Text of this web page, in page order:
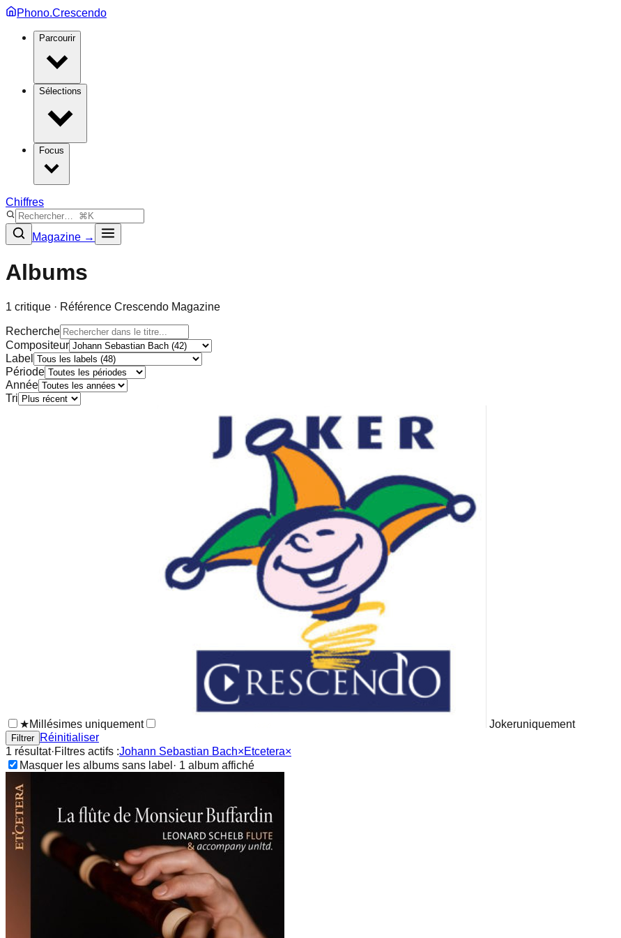
Phono.Crescendo
Parcourir
Sélections
Focus
Chiffres
Magazine →
Albums
1 critique · Référence Crescendo Magazine
Recherche
Compositeur
Label
Période
Année
Tri
★Millésimes uniquement Jokeruniquement
Filtrer
Réinitialiser
1 résultat·Filtres actifs :Johann Sebastian Bach×Etcetera×
Masquer les albums sans label · 1 album affiché